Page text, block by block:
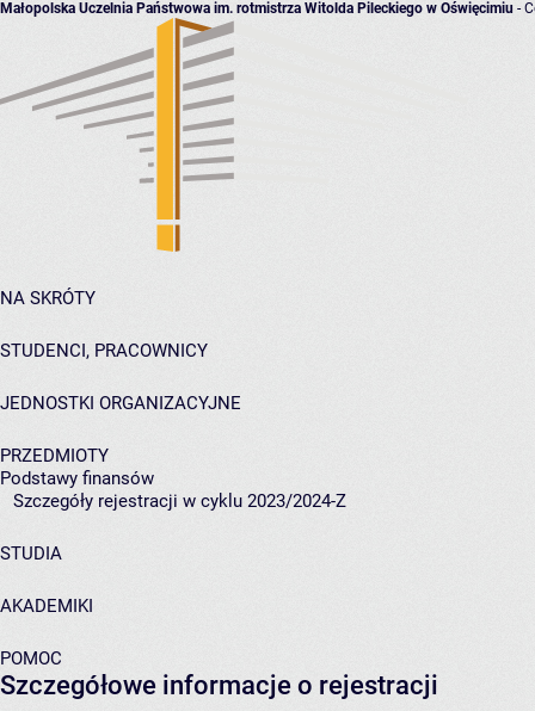
Małopolska Uczelnia Państwowa im. rotmistrza Witolda Pileckiego w Oświęcimiu -
NA SKRÓTY
STUDENCI, PRACOWNICY
JEDNOSTKI ORGANIZACYJNE
PRZEDMIOTY
Podstawy finansów
Szczegóły rejestracji w cyklu 2023/2024-Z
STUDIA
AKADEMIKI
POMOC
Szczegółowe informacje o rejestracji